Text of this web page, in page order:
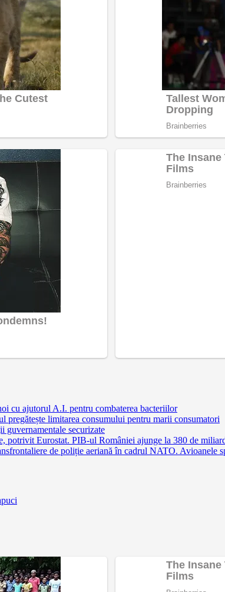
cu ajutorul A.I. pentru combaterea bacteriilor
pregătește limitarea consumului pentru marii consumatori
guvernamentale securizate
potrivit Eurostat. PIB-ul României ajunge la 380 de
de poliție aeriană în cadrul NATO. Avioanele